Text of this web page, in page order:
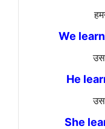
We
He
She